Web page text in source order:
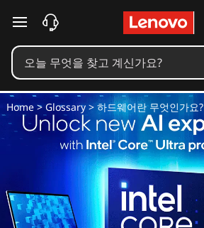
하
드
웨
어
란
엇
주요 콘텐츠로 건너뛰기
Home> Glossary> 하드웨어란 무엇인가요?